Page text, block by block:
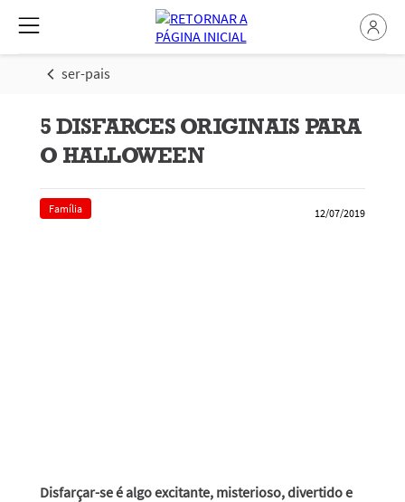
ser-pais
5 DISFARCES ORIGINAIS PARA
O HALLOWEEN
Família 12/07/2019
Disfarçar-se é algo excitante, misterioso, divertido e